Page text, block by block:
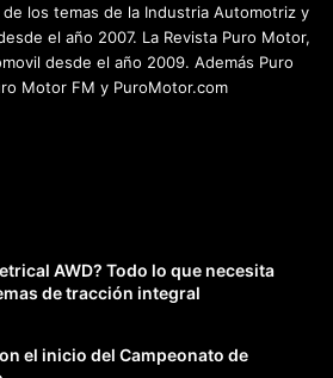
los temas de la Industria Automotriz y
el año 2007. La Revista Puro Motor,
desde el año 2009. Además Puro
Motor FM y PuroMotor.com
AWD? Todo lo que necesita
de tracción integral
el inicio del Campeonato de